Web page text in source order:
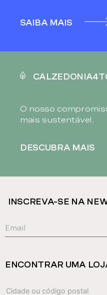
SAIBA MAIS
O nosso
mais sustentável.
DESCUBRA MAIS
INSCREVA-SE NA
ENCONTRAR UMA